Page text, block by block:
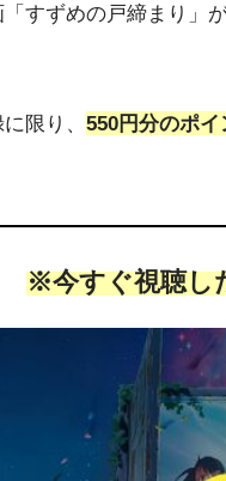
すずめの戸締まり」
限り、 550円分のポ
※今すぐ視聴し